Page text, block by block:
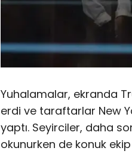
Yuhalamalar, ekranda
erdi ve taraftarlar New
yaptı. Seyirciler, daha
okunurken de konuk